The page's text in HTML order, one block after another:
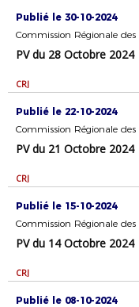
Publié le 30-10-2024
Commission Régionale des
PV du 28 Octobre 2024
CRJ
Publié le 22-10-2024
Commission Régionale des
PV du 21 Octobre 2024
CRJ
Publié le 15-10-2024
Commission Régionale des
PV du 14 Octobre 2024
CRJ
Publié le 08-10-2024